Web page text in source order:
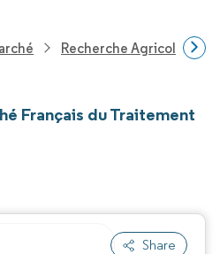
Recherche Agricole
Français du Traitement
Share